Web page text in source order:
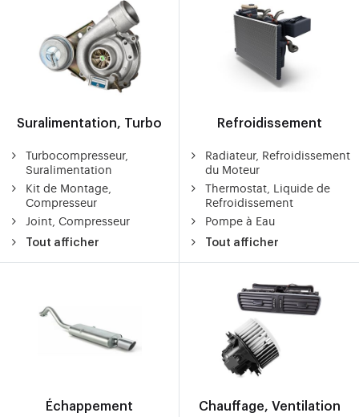
Suralimentation, Turbo
Turbocompresseur,
Suralimentation
Kit de Montage,
Compresseur
Joint, Compresseur
Tout afficher
Refroidissement
Radiateur, Refroidissement
du Moteur
Thermostat, Liquide de
Refroidissement
Pompe à Eau
Tout afficher
Échappement Chauffage, Ventilation